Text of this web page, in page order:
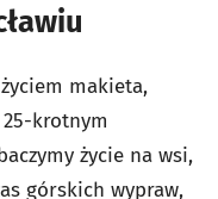
makieta,
krotnym
życie na wsi,
górskich wypraw,